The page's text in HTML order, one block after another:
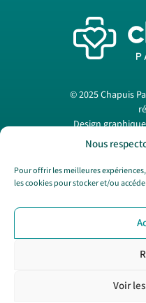
Nous
Pour offrir les meilleures
les cookies pour stocker et/ou
Voir
© 2025 Chapuis
Design
Papermint
Nous
Politique